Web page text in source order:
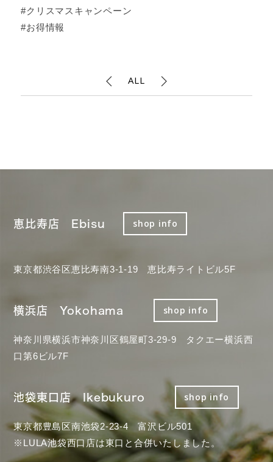
#クリスマスキャンペーン
#お得情報
ALL
恵比寿店 Ebisu shop info
東京都渋谷区恵比寿南3-1-19 恵比寿ライトビル5F
横浜店 Yokohama shop info
神奈川県横浜市神奈川区鶴屋町3-29-9 タクエー横浜西
口第6ビル7F
池袋東口店 Ikebukuro shop info
東京都豊島区南池袋2-23-4 富沢ビル501
※LULA池袋西口店は東口と合併いたしました。